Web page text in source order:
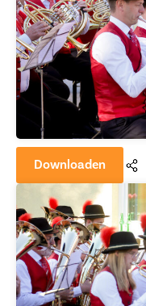
Downloaden